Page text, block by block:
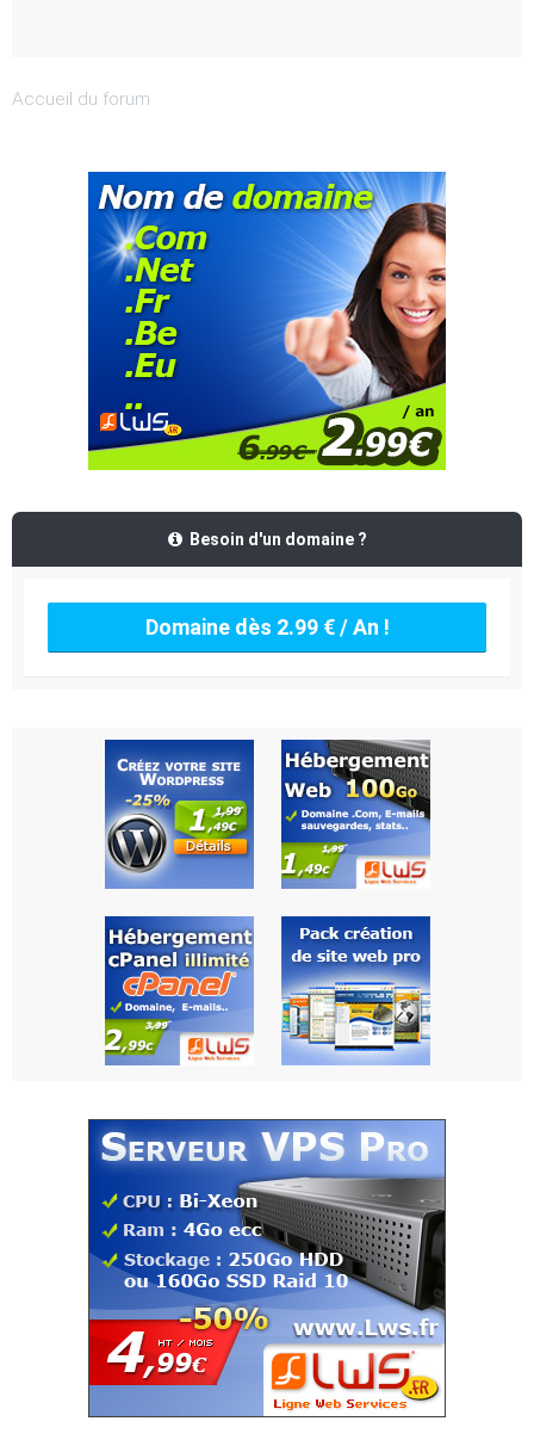
Accueil du forum
Besoin d'un domaine ?
Domaine dès 2.99 € / An !